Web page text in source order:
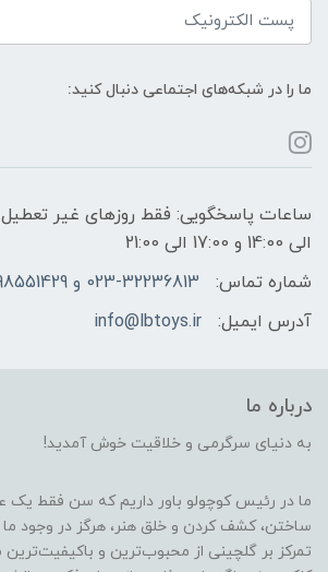
ما را در شبکه‌های اجتماعی دنبال کنید:
الی 14:00 و 17:00 الی 21:00
شماره تماس:
023-32236813 و 09198551429
آدرس ایمیل:
info@lbtoys.ir
درباره ما
به دنیای سرگرمی و خلاقیت خوش آمدید!
ما در رئیس کوچولو باور داریم که سن فقط
ساختن، کشف کردن و خلق هنر، هرگز در وجود
تمرکز بر گلچینی از محبوب‌ترین و